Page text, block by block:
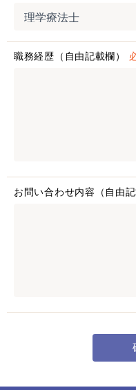
職務経歴（自由記載欄）
お問い合わせ内容（自由記